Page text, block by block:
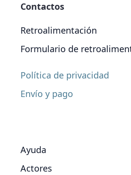
Contactos
Retroalimentación
Formulario de
Política de privacidad
Envío y pago
Ayuda
Actores